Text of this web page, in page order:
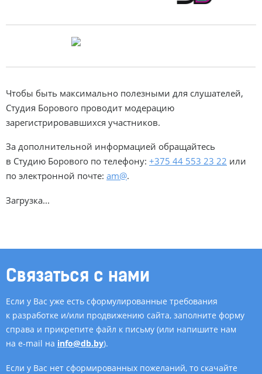
Чтобы быть максимально полезными для слушателей,
Студия Борового проводит модерацию
зарегистрировавшихся участников.
За дополнительной информацией обращайтесь
в Студию Борового по телефону: +375 44 553 23 22 или
по электронной почте: am@.
Загрузка...
Связаться с нами
Если у Вас уже есть сформулированные требования
к разработке и/или продвижению сайта, заполните форму
справа и прикрепите файл к письму (или напишите нам
на e-mail на info@db.by).
Если у Вас нет сформированных пожеланий, то скачайте